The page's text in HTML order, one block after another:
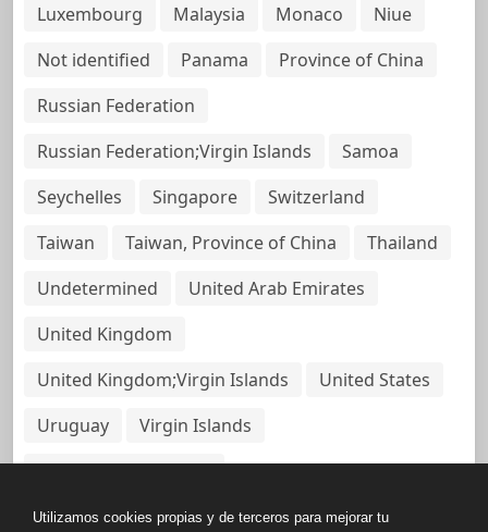
Luxembourg
Malaysia Monaco
Niue
Not identified
Panama
Province of China
Russian Federation
Russian Federation;Virgin Islands
Samoa
Seychelles
Singapore
Switzerland
Taiwan
Taiwan, Province of China
Thailand
Undetermined
United Arab Emirates
United Kingdom
United Kingdom;Virgin Islands
United States
Uruguay
Virgin Islands
Virgin Islands, British
Utilizamos cookies propias y de terceros para mejorar tu